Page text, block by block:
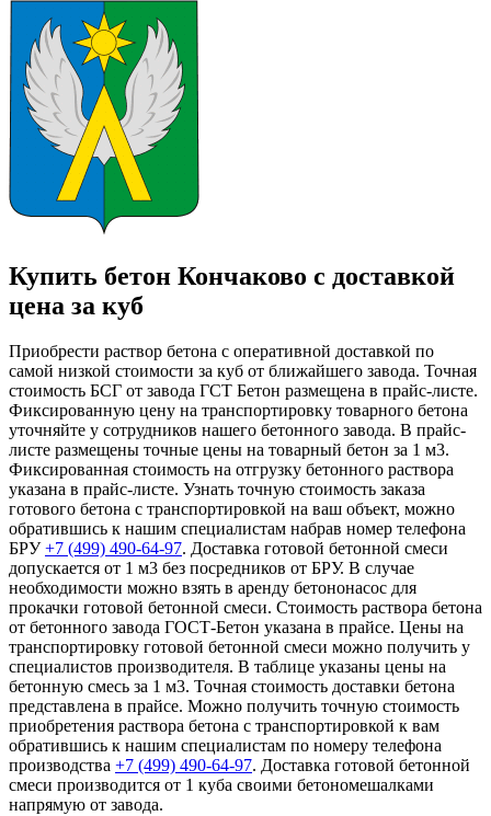
Купить бетон Кончаково с доставкой
цена за куб
Приобрести раствор бетона с оперативной доставкой по
самой низкой стоимости за куб от ближайшего завода. Точная
стоимость БСГ от завода ГСТ Бетон размещена в прайс-листе.
Фиксированную цену на транспортировку товарного бетона
уточняйте у сотрудников нашего бетонного завода. В прайс-
листе размещены точные цены на товарный бетон за 1 м3.
Фиксированная стоимость на отгрузку бетонного раствора
указана в прайс-листе. Узнать точную стоимость заказа
готового бетона с транспортировкой на ваш объект, можно
обратившись к нашим специалистам набрав номер телефона
БРУ+7 (499) 490-64-97. Доставка готовой бетонной смеси
допускается от 1 м3 без посредников от БРУ. В случае
необходимости можно взять в аренду бетононасос для
прокачки готовой бетонной смеси. Стоимость раствора бетона
от бетонного завода ГОСТ-Бетон указана в прайсе. Цены на
транспортировку готовой бетонной смеси можно получить у
специалистов производителя. В таблице указаны цены на
бетонную смесь за 1 м3. Точная стоимость доставки бетона
представлена в прайсе. Можно получить точную стоимость
приобретения раствора бетона с транспортировкой к вам
обратившись к нашим специалистам по номеру телефона
производства +7 (499) 490-64-97. Доставка готовой бетонной
смеси производится от 1 куба своими бетономешалками
напрямую от завода.